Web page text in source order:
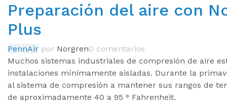
Preparación del aire con
Plus
PennAir por Norgren0 comentarios
Muchos sistemas industriales de compresión de aire
instalaciones mínimamente aisladas. Durante la
al sistema de compresión a mantener sus rangos de
de aproximadamente 40 a 95 ° Fahrenheit.